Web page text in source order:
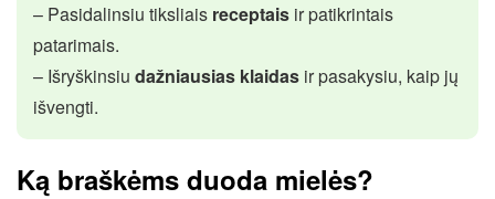
– Pasidalinsiu tiksliais receptais ir patikrintais
patarimais.
– Išryškinsiu dažniausias klaidas ir pasakysiu, kaip jų
išvengti.
Ką braškėms duoda mielės?